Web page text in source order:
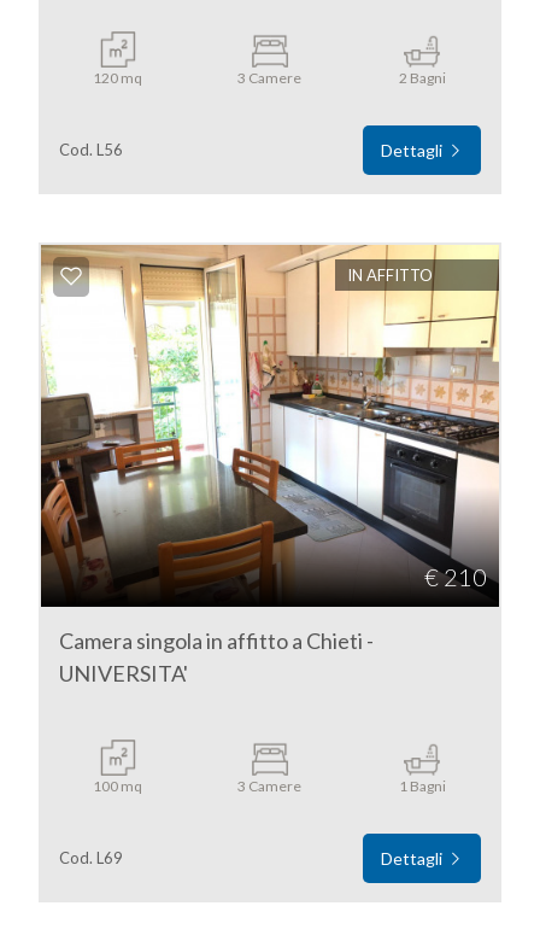
120 mq 3 Camere 2 Bagni
Cod. L56 Dettagli
IN AFFITTO
€ 210
Camera singola in affitto a Chieti -
UNIVERSITA'
100 mq 3 Camere 1 Bagni
Cod. L69 Dettagli